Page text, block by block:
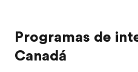
Programas de
Canadá